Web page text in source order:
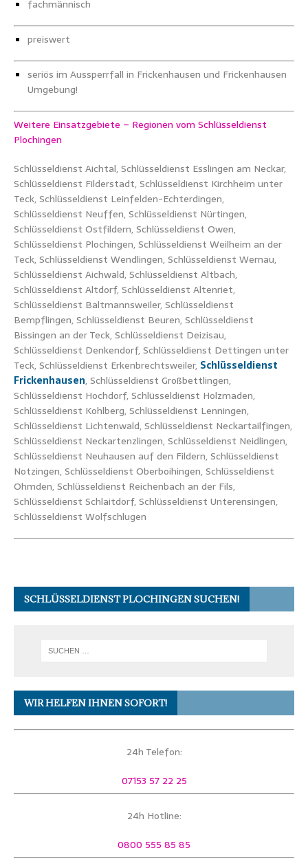
fachmännisch
preiswert
seriös im Aussperrfall in Frickenhausen und Frickenhausen
Umgebung!
Weitere Einsatzgebiete – Regionen vom Schlüsseldienst
Plochingen
Schlüsseldienst Aichtal, Schlüsseldienst Esslingen am Neckar,
Schlüsseldienst Filderstadt, Schlüsseldienst Kirchheim unter
Teck, Schlüsseldienst Leinfelden-Echterdingen,
Schlüsseldienst Neuffen, Schlüsseldienst Nürtingen,
Schlüsseldienst Ostfildern, Schlüsseldienst Owen,
Schlüsseldienst Plochingen, Schlüsseldienst Weilheim an der
Teck, Schlüsseldienst Wendlingen, Schlüsseldienst Wernau,
Schlüsseldienst Aichwald, Schlüsseldienst Altbach,
Schlüsseldienst Altdorf, Schlüsseldienst Altenriet,
Schlüsseldienst Baltmannsweiler, Schlüsseldienst
Bempflingen, Schlüsseldienst Beuren, Schlüsseldienst
Bissingen an der Teck, Schlüsseldienst Deizisau,
Schlüsseldienst Denkendorf, Schlüsseldienst Dettingen unter
Teck, Schlüsseldienst Erkenbrechtsweiler, Schlüsseldienst
Frickenhausen, Schlüsseldienst Großbettlingen,
Schlüsseldienst Hochdorf, Schlüsseldienst Holzmaden,
Schlüsseldienst Kohlberg, Schlüsseldienst Lenningen,
Schlüsseldienst Lichtenwald, Schlüsseldienst Neckartailfingen,
Schlüsseldienst Neckartenzlingen, Schlüsseldienst Neidlingen,
Schlüsseldienst Neuhausen auf den Fildern, Schlüsseldienst
Notzingen, Schlüsseldienst Oberboihingen, Schlüsseldienst
Ohmden, Schlüsseldienst Reichenbach an der Fils,
Schlüsseldienst Schlaitdorf, Schlüsseldienst Unterensingen,
Schlüsseldienst Wolfschlugen
SCHLÜSSELDIENST PLOCHINGEN SUCHEN!
WIR HELFEN IHNEN SOFORT!
24h Telefon:
07153 57 22 25
24h Hotline:
0800 555 85 85